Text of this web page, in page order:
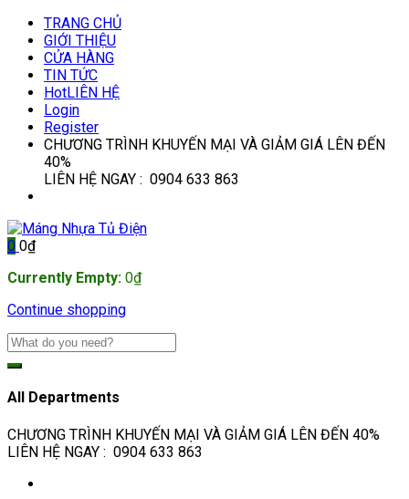
TRANG CHỦ
GIỚI THIỆU
CỬA HÀNG
TIN TỨC
HotLIÊN HỆ
Login
Register
CHƯƠNG TRÌNH KHUYẾN MẠI VÀ GIẢM GIÁ LÊN ĐẾN
40%
LIÊN HỆ NGAY : 0904 633 863
0 0₫
Currently Empty: 0₫
Continue shopping
All Departments
CHƯƠNG TRÌNH KHUYẾN MẠI VÀ GIẢM GIÁ LÊN ĐẾN 40%
LIÊN HỆ NGAY : 0904 633 863